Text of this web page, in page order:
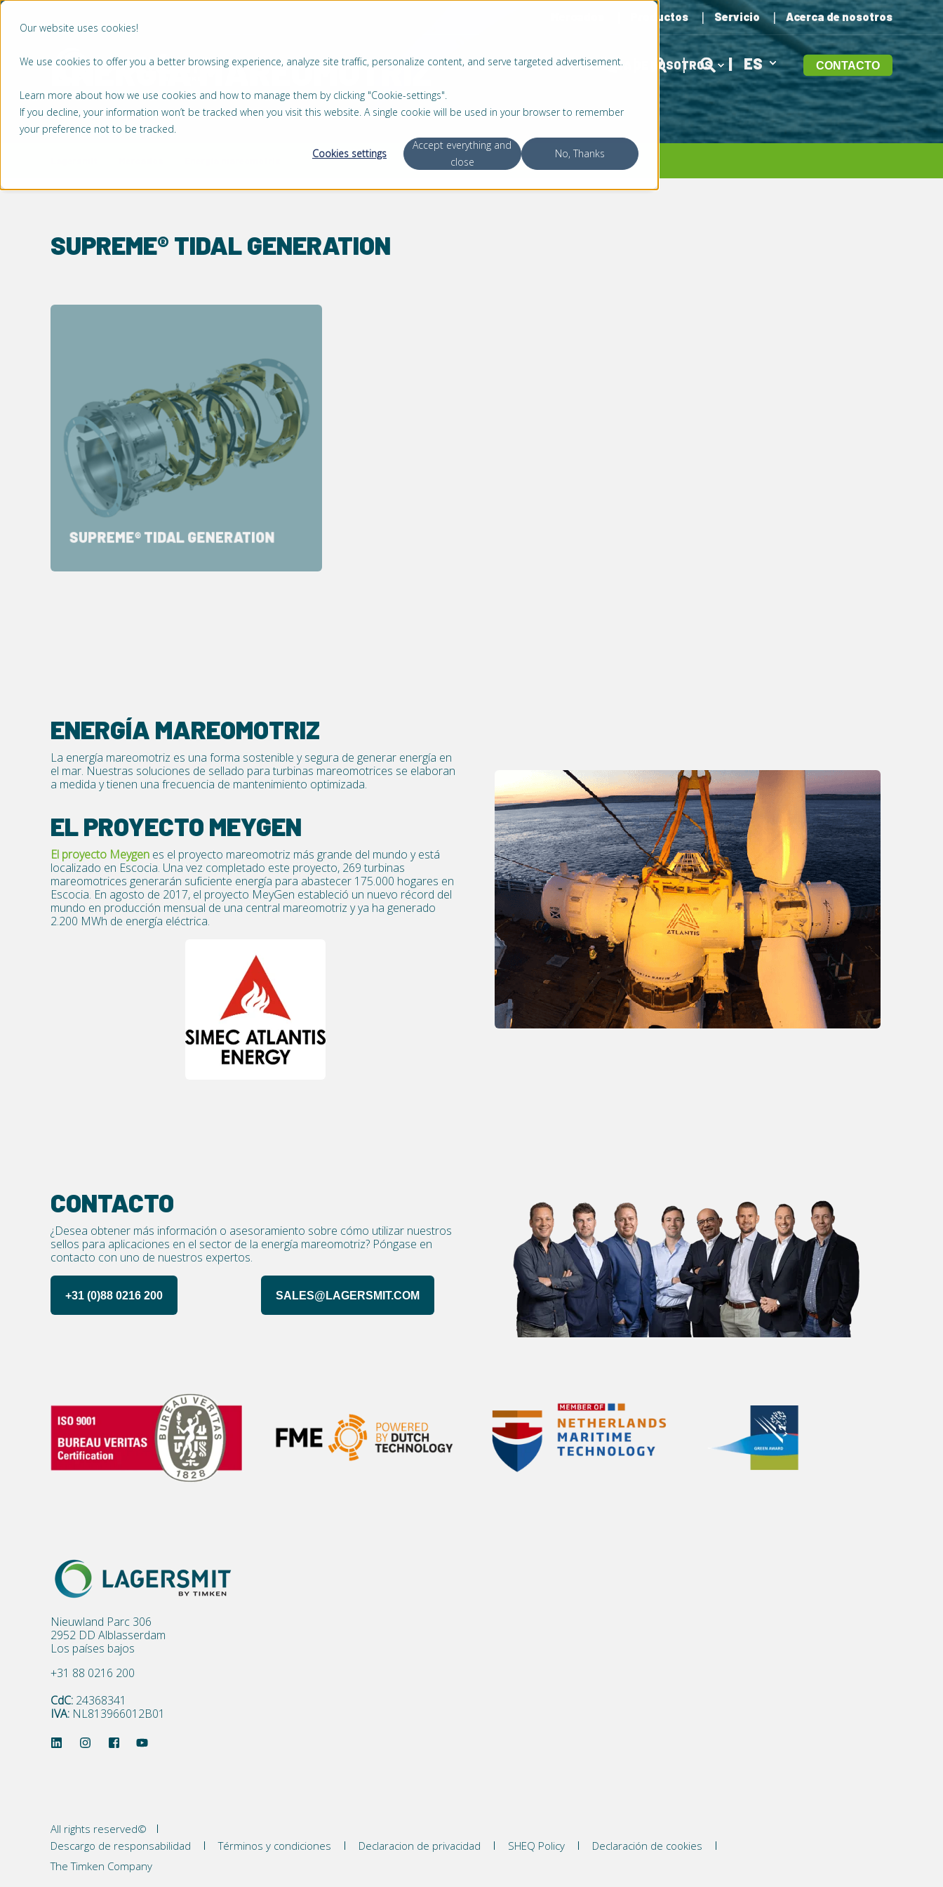
Our website uses cookies!
We use cookies to offer you a better browsing experience, analyze site traffic, personalize content, and serve targeted advertisement.
Learn more about how we use cookies and how to manage them by clicking "Cookie-settings".
If you decline, your information won’t be tracked when you visit this website. A single cookie will be used in your browser to remember
your preference not to be tracked.
Cookies settings
Accept everything and
close
No, Thanks
Productos Servicio Acerca de nosotros
MERCADOS SOLUCIONES PRODUCTOS SERVICIO ACERCA DE NOSOTROS ES CONTACTO
ENERGÍA MAREOMOTRIZ
SUPREME® TIDAL GENERATION
SUPREME® TIDAL GENERATION
ENERGÍA MAREOMOTRIZ
La energía mareomotriz es una forma sostenible y segura de generar energía en
el mar. Nuestras soluciones de sellado para turbinas mareomotrices se elaboran
a medida y tienen una frecuencia de mantenimiento optimizada.
EL PROYECTO MEYGEN
El proyecto Meygen es el proyecto mareomotriz más grande del mundo y está
localizado en Escocia. Una vez completado este proyecto, 269 turbinas
mareomotrices generarán suficiente energía para abastecer 175.000 hogares en
Escocia. En agosto de 2017, el proyecto MeyGen estableció un nuevo récord del
mundo en producción mensual de una central mareomotriz y ya ha generado
2.200 MWh de energía eléctrica.
CONTACTO
¿Desea obtener más información o asesoramiento sobre cómo utilizar nuestros
sellos para aplicaciones en el sector de la energía mareomotriz? Póngase en
contacto con uno de nuestros expertos.
+31 (0)88 0216 200 SALES@LAGERSMIT.COM
Nieuwland Parc 306
2952 DD Alblasserdam
Los países bajos
+31 88 0216 200
CdC: 24368341
IVA: NL813966012B01
All rights reserved©
Descargo de responsabilidad
Términos y condiciones Declaracion de privacidad SHEQ Policy
Declaración de cookies
The Timken Company